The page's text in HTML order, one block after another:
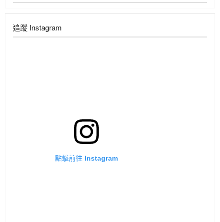
追蹤 Instagram
點擊前往 Instagram